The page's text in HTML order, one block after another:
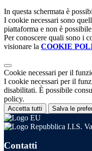
In questa schermata è
I cookie necessari sono
piattaforma e non è
Per conoscere quali sono i
visionare la COOKIE
Cookie necessari per il
I cookie necessari per il
disabilitati. È possibile
policy.
Accetta tutti Salva le
I.I.S.
Contatti